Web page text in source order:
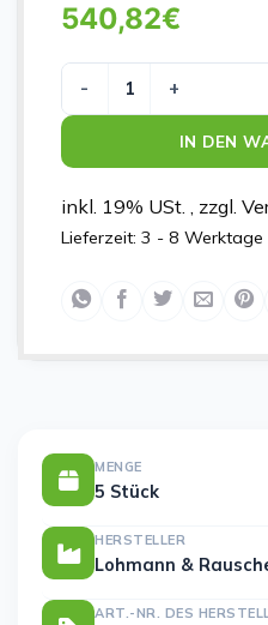
540,82€
SUPRASORB P + PHMB
IN DEN
inkl. 19% USt. , zzgl.
Lieferzeit: 3 - 8 Werktage
MENGE
5 Stück
HERSTELLER
Lohmann &
ART.-NR. DES